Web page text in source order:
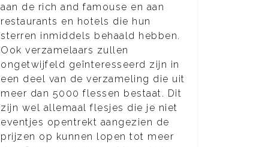
aan de rich and famouse en aan
restaurants en hotels die hun
sterren inmiddels behaald hebben.
Ook verzamelaars zullen
ongetwijfeld geïnteresseerd zijn in
een deel van de verzameling die uit
meer dan 5000 flessen bestaat. Dit
zijn wel allemaal flesjes die je niet
eventjes opentrekt aangezien de
prijzen op kunnen lopen tot meer